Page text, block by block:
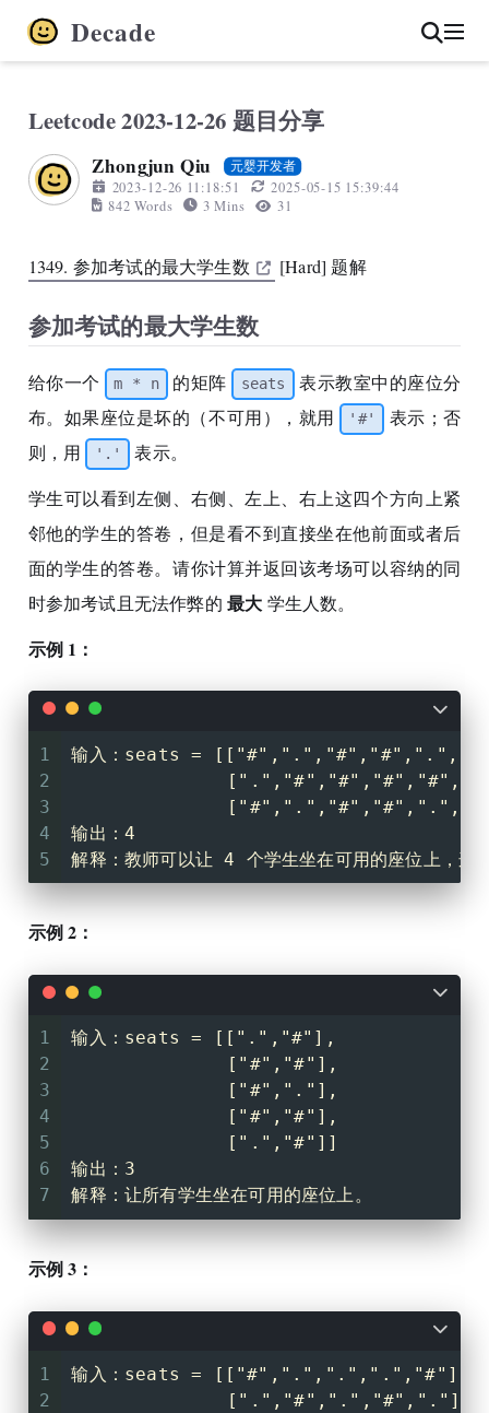
Decade
Leetcode 2023-12-26 题目分享
Zhongjun Qiu 元婴开发者
2023-12-26 11:18:51 2025-05-15 15:39:44
842 Words 3 Mins 31
1349. 参加考试的最大学生数 [Hard] 题解
参加考试的最大学生数
给你一个 m * n 的矩阵 seats
表示教室中的座位分
布。如果座位是坏的（不可用），就用
'#'
表示；否
则，用
'.'
表示。
学生可以看到左侧、右侧、左上、右上这四个方向上紧
邻他的学生的答卷，但是看不到直接坐在他前面或者后
面的学生的答卷。请你计算并返回该考场可以容纳的同
时参加考试且无法作弊的最大 学生人数。
示例 1：
1
2
3
4
5
输入：seats =
输出：4
解释：教师可以让 4 个学生坐在可用的座位上，这
示例 2：
1
2
3
4
5
6
7
输入：seats = [[".","#"],
              ["#","#"],
              ["#","."],
              ["#","#"],
              [".","#"]]
输出：3
解释：让所有学生坐在可用的座位上。
示例 3：
1
2
输入：seats = [["#",".",".",".","#"],
              [".","#",".","#","."],